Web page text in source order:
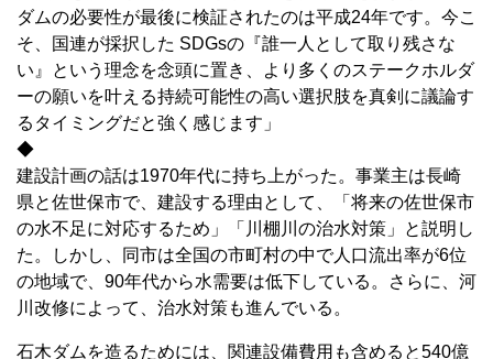
ダムの必要性が最後に検証されたのは平成24年です。今こ
そ、国連が採択した SDGsの『誰一人として取り残さな
い』という理念を念頭に置き、より多くのステークホルダ
ーの願いを叶える持続可能性の高い選択肢を真剣に議論す
るタイミングだと強く感じます」
◆
建設計画の話は1970年代に持ち上がった。事業主は長崎
県と佐世保市で、建設する理由として、「将来の佐世保市
の水不足に対応するため」「川棚川の治水対策」と説明し
た。しかし、同市は全国の市町村の中で人口流出率が6位
の地域で、90年代から水需要は低下している。さらに、河
川改修によって、治水対策も進んでいる。
石木ダムを造るためには、関連設備費用も含めると540億